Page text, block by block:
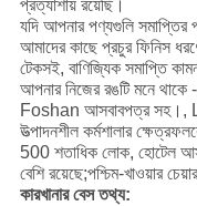
প্রত্যাশায় রয়েছি।
যদি আপনার পণ্যগুলি
আমাদের কাছে প্রচুর ফিনিস
টেকসই, বাণিজ্যিক সমাপ্তি
আপনার নিজের রঙটি মনে থাকে
Foshan আসবাবপত্র সহ।,
উত্পাদনশীল কর্মশালার
500 শতাধিক লোক, হোটেল
বেশি রয়েছে;পশ্চিম-খাওয়ার
কারখানার বেস তথ্য: